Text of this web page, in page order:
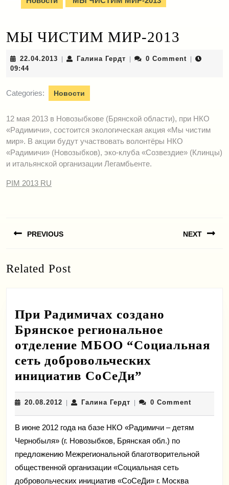
МЫ ЧИСТИМ МИР-2013
22.04.2013 22.04.2013Галина Гердт Галина0 Comment
09:44
Categories: Новости
12 мая 2013 в Новозыбкове (Брянской области), при НКО
«Радимичи», состоится экологическая акция «Мы чистим
мир». В акции будут участвовать волонтёры НКО
«Радимичи» (Новозыбков), эко-клуба «Созвездие» (Клинцы)
и итальянской организации Легамбьенте.
PIM 2013 RU
по
PREVIOUS
post:
NEXT
Related Post
При Радимичах создано
Брянское региональное
отделение МБОО “Социальная
сеть добровольческих
инициатив СоСеДи”
Радимичах
создано
региональное
отделение
МБОО
20.08.2012 20.08.2012
| Галина ГердтГалина
| 0 Comment
В июне 2012 года на базе НКО «Радимичи – детям
Чернобыля» (г. Новозыбков, Брянская обл.) по
предложению Межрегиональной благотворительной
общественной организации «Социальная сеть
добровольческих инициатив «СоСеДи» г. Москва